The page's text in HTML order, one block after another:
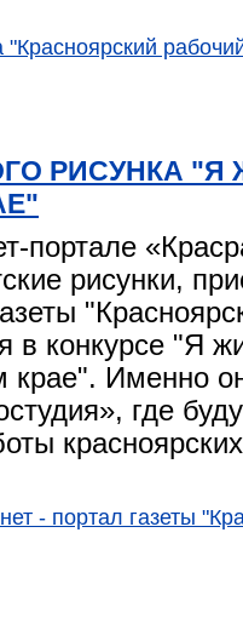
"Красноярский
РИСУНКА "Я
портале
рисунки,
в конкурсе "Я
крае". Именно
, где
- портал газеты